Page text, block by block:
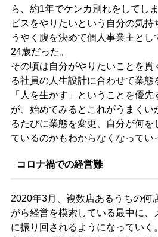
ら、約1年でケンカ別れをしてし
ビスをやりたいという自分の気持
うやく腹を決めて個人事業主とし
24歳だった。
その頃は自分がやりたいことを貫
る社員の人生設計に合わせて業態
「人を生かす」ということを優
が、始めてみるとこれがうまくい
るたびに業態を変更、自分が何を
ているのかもわからなくなってい
コロナ禍での経営難
2020年3月、複数店あるうちの何
がら経営を模索している最中に、
に振り回されるようになっていく